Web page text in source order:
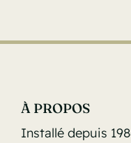
À PROPOS
Installé depuis